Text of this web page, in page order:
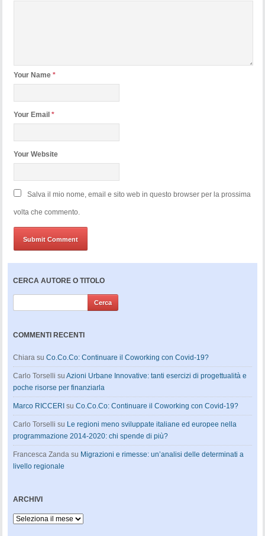
Your Name*
Your Email*
Your Website
Salva il mio nome, email e sito web in questo browser per la prossima
volta che commento.
CERCA AUTORE O TITOLO
COMMENTI RECENTI
Chiarasu Co.Co.Co: Continuare il Coworking con Covid-19?
Carlo Torselli su Azioni Urbane Innovative: tanti esercizi di progettualità e
poche risorse per finanziarla
Marco RICCERI su Co.Co.Co: Continuare il Coworking con Covid-19?
Carlo Torselli su Le regioni meno sviluppate italiane ed europee nella
programmazione 2014-2020: chi spende di più?
Francesca Zandasu Migrazioni e rimesse: un’analisi delle determinati a
livello regionale
ARCHIVI
Archivi